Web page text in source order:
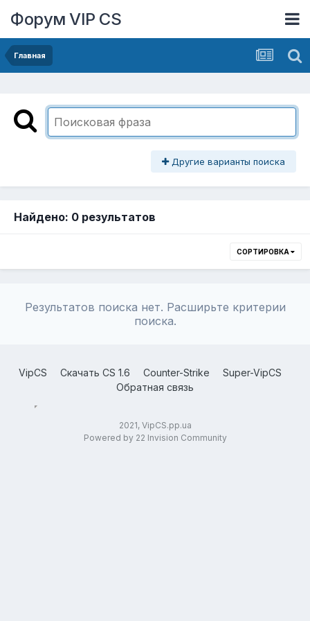
Форум VIP CS
Главная
Другие варианты поиска
Найдено: 0 результатов
СОРТИРОВКА
Результатов поиска нет. Расширьте критерии
поиска.
VipCS Скачать CS 1.6 Counter-Strike
Super-VipCS
Обратная связь
2021, VipCS.pp.ua
Powered by 22 Invision Community